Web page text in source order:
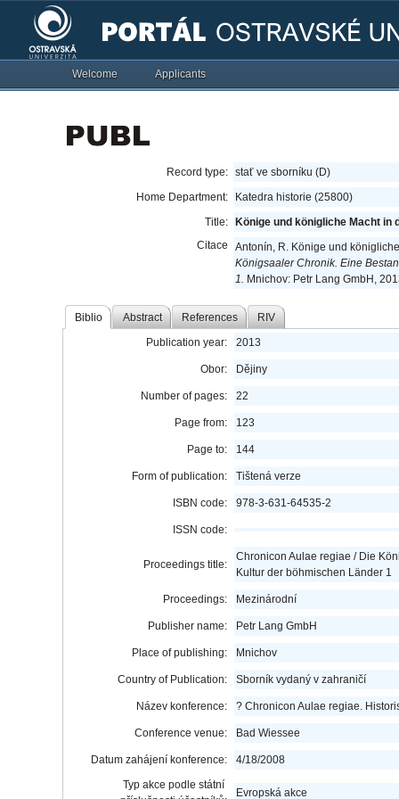
Welcome Applicants
Record type: stať ve sborníku (D)
Home Department:
Katedra historie (25800)
Title:
Könige und königliche Macht in
Citace
Antonín, R. Könige und
Königsaaler Chronik. Eine
1. Mnichov: Petr Lang GmbH,
Biblio Abstract References RIV
Publication year: 2013
Obor: Dějiny
Number of pages: 22
Page from: 123
Page to: 144
Form of publication: Tištená verze
ISBN code: 978-3-631-64535-2
ISSN code:
Proceedings title:
Chronicon Aulae regiae / Die
Kultur der böhmischen Länder 1
Proceedings: Mezinárodní
Publisher name: Petr Lang GmbH
Place of publishing: Mnichov
Country of Publication: Sborník vydaný v zahraničí
Název konference: ? Chronicon Aulae regiae.
Conference venue: Bad Wiessee
Datum zahájení konference:
4/18/2008
Typ akce podle státní
Evropská akce